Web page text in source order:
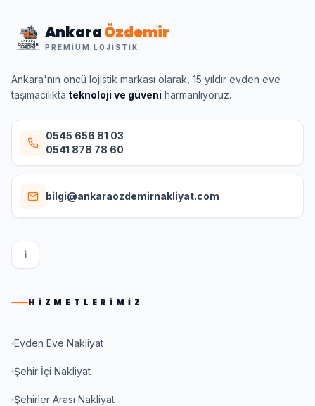
AnkaraÖzdemir
PREMIUM LOJISTIK
Ankara'nın öncü lojistik markası olarak, 15 yıldır evden eve
taşımacılıkta teknoloji ve güveni harmanlıyoruz.
0545 656 81 03
0541 878 78 60
bilgi@ankaraozdemirnakliyat.com
I
HIZMETLERIMIZ
Evden Eve Nakliyat
Şehir İçi Nakliyat
Şehirler Arası Nakliyat